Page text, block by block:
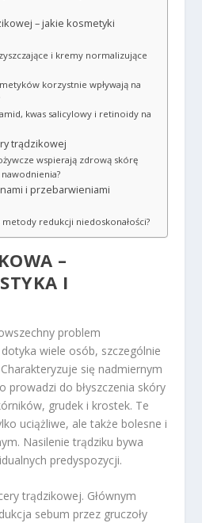
– jakie kosmetyki
i kremy normalizujące
korzystnie wpływają na
kwas salicylowy i retinoidy na
trądzikowej
wspierają zdrową skórę
i przebarwieniami
metody redukcji niedoskonałości?
–
I
problem
wiele osób, szczególnie
się nadmiernym
prowadzi do błyszczenia skóry
grudek i krostek. Te
uciążliwe, ale także bolesne i
Nasilenie trądziku bywa
predyspozycji.
trądzikowej. Głównym
sebum przez gruczoły